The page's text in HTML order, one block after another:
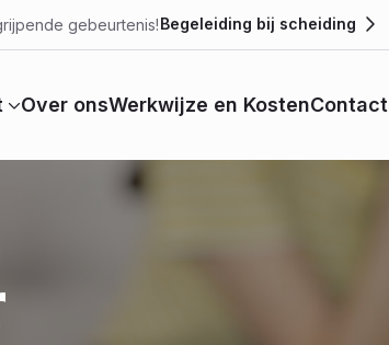
gebeurtenis!Begeleiding bij scheiding
Over onsWerkwijze en KostenContact